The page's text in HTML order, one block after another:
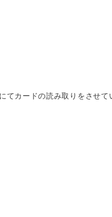
カードの読み取りをさせて